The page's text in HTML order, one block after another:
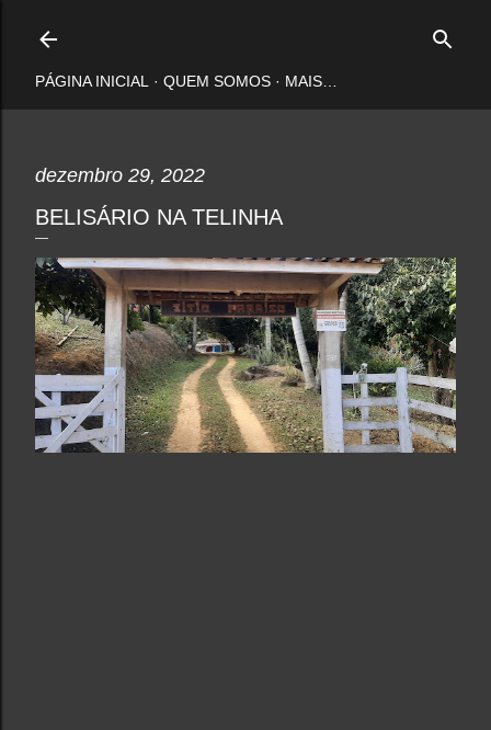
PÁGINA INICIAL QUEM SOMOS MAIS…
dezembro 29, 2022
BELISÁRIO NA TELINHA